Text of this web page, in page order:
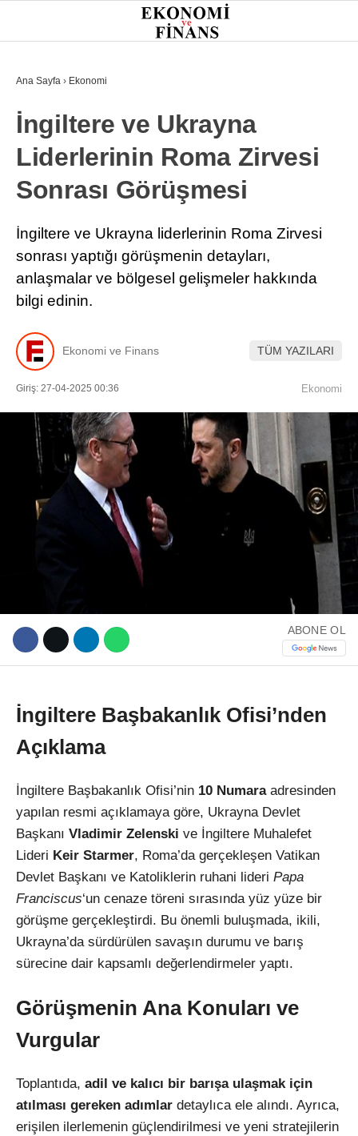
WhatsApp İhbar Hattı
Instagram
26°
GÜNDEM
EKONOMI
FINANS
BORSA
KRIPTO
SEKTÖRLER
OTOMOBIL
Ana Sayfa › Ekonomi
İngiltere ve Ukrayna
Liderlerinin Roma Zirvesi
Sonrası Görüşmesi
İngiltere ve Ukrayna liderlerinin Roma Zirvesi
sonrası yaptığı görüşmenin detayları,
anlaşmalar ve bölgesel gelişmeler hakkında
bilgi edinin.
Ekonomi ve Finans TÜM YAZILARI
Giriş: 27-04-2025 00:36 Ekonomi
ABONE OL
İngiltere Başbakanlık Ofisi’nden
Açıklama
İngiltere Başbakanlık Ofisi’nin 10 Numaraadresinden
yapılan resmi açıklamaya göre, Ukrayna Devlet
Başkanı Vladimir Zelenski ve İngiltere Muhalefet
Lideri Keir Starmer, Roma’da gerçekleşen Vatikan
Devlet Başkanı ve Katoliklerin ruhani lideri Papa
Franciscus‘un cenaze töreni sırasında yüz yüze bir
görüşme gerçekleştirdi. Bu önemli buluşmada, ikili,
Ukrayna’da sürdürülen savaşın durumu ve barış
sürecine dair kapsamlı değerlendirmeler yaptı.
Görüşmenin Ana Konuları ve
Vurgular
Toplantıda, adil ve kalıcı bir barışa ulaşmak için
atılması gereken adımlar detaylıca ele alındı. Ayrıca,
erişilen ilerlemenin güçlendirilmesi ve yeni stratejilerin